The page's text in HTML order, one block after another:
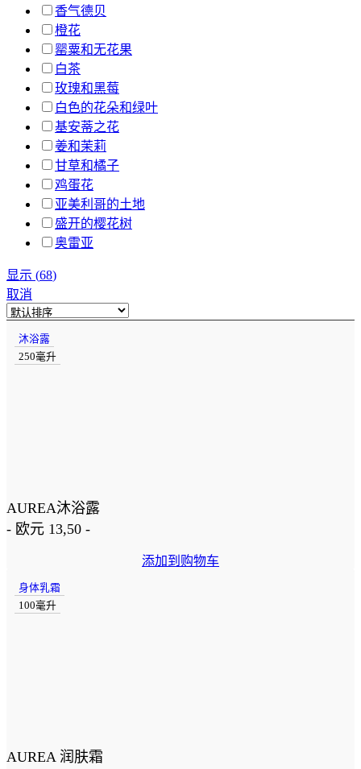
香气德贝
橙花
罂粟和无花果
白茶
玫瑰和黑莓
白色的花朵和绿叶
基安蒂之花
姜和茉莉
甘草和橘子
鸡蛋花
亚美利哥的土地
盛开的樱花树
奥雷亚
显示 (68)
取消
沐浴露
250毫升
AUREA沐浴露
- 欧元 13,50 -
添加到购物车
身体乳霜
100毫升
AUREA 润肤霜